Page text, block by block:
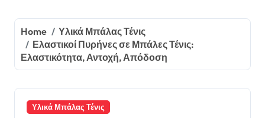
Home
Υλικά Μπάλας Τένις
Ελαστικοί Πυρήνες σε Μπάλες Τένις:
Ελαστικότητα, Αντοχή, Απόδοση
Υλικά Μπάλας Τένις